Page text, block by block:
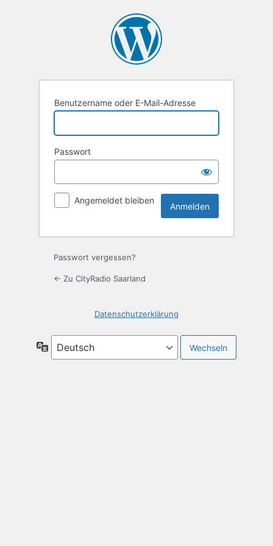
Benutzername oder E-Mail-Adresse
Passwort
Angemeldet bleiben
Passwort vergessen?
← Zu CityRadio Saarland
Datenschutzerklärung
Sprache